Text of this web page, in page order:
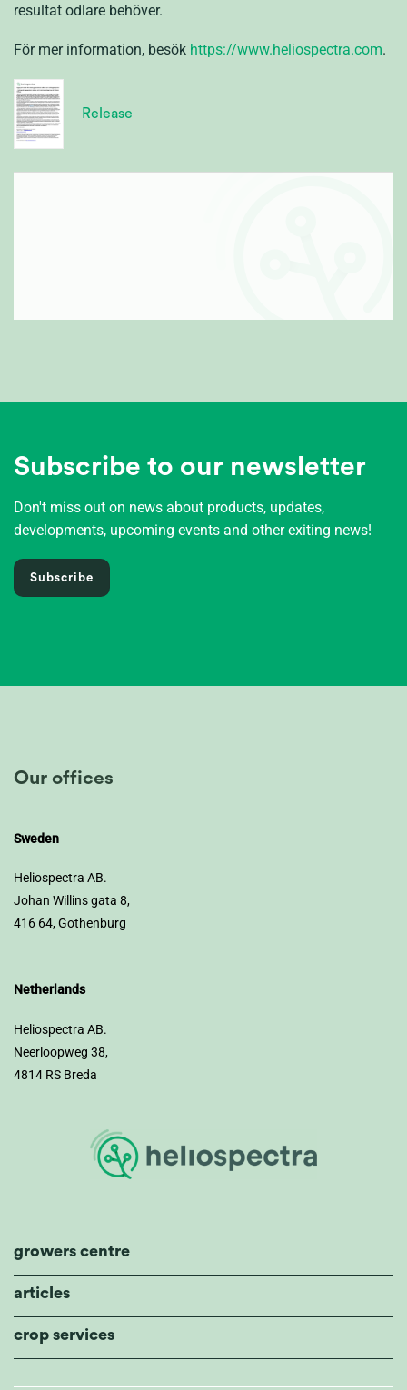
resultat odlare behöver.
För mer information, besök https://www.heliospectra.com.
Release
Subscribe to our newsletter
Don't miss out on news about products, updates,
developments, upcoming events and other exiting news!
Subscribe
Our offices
Sweden
Heliospectra AB.
Johan Willins gata 8,
416 64, Gothenburg
Netherlands
Heliospectra AB.
Neerloopweg 38,
4814 RS Breda
growers centre
articles
crop services